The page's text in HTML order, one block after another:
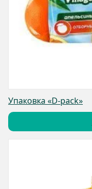
Упаковка «D-pack»